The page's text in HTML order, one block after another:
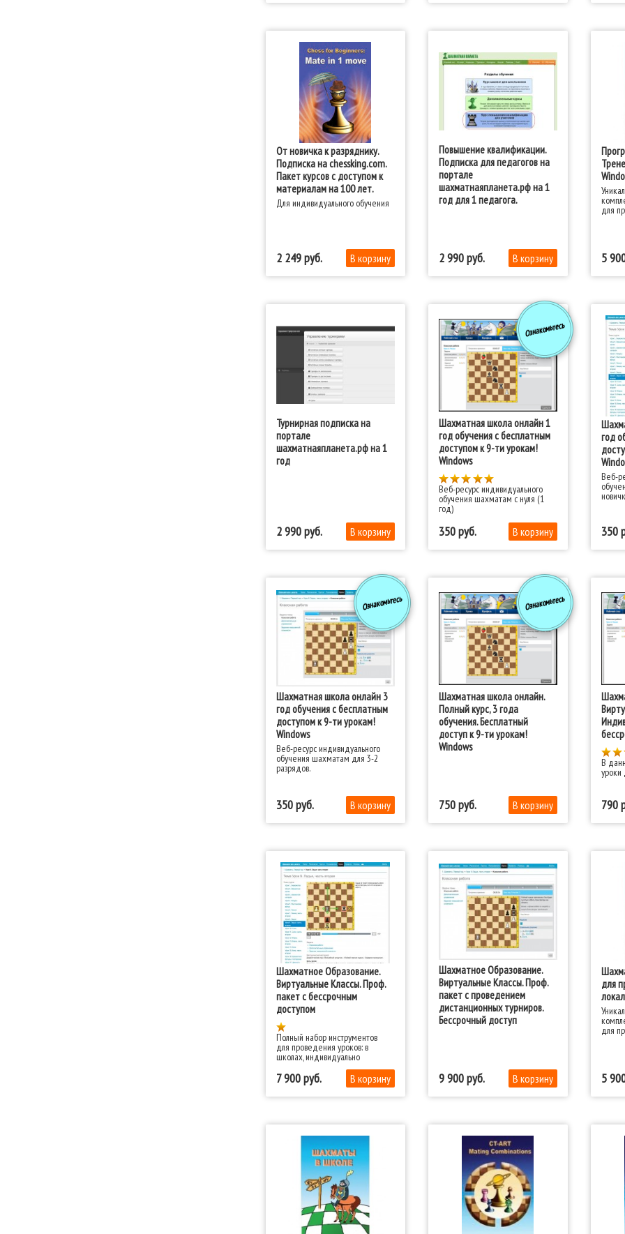
От новичка к разряднику.
Подписка на chessking.com.
Пакет курсов с доступом к
материалам на 100 лет.
Для индивидуального обучения
2 249
Повышение квалификации.
Подписка для педагогов на
портале
шахматнаяпланета.рф на 1
год для 1 педагога.
2 990
для
5
Турнирная подписка на
портале
шахматнаяпланета.рф на 1
год
2 990
Ознакомьтесь
Шахматная школа онлайн 1
год обучения с бесплатным
доступом к 9-ти урокам!
Windows
Веб-ресурс индивидуального
обучения шахматам с нуля (1
год)
350
год
Веб-
350
Ознакомьтесь
Шахматная школа онлайн 3
год обучения с бесплатным
доступом к 9-ти урокам!
Windows
Веб-ресурс индивидуального
обучения шахматам для 3-2
разрядов.
350
Ознакомьтесь
Шахматная школа онлайн.
Полный курс, 3 года
обучения. Бесплатный
доступ к 9-ти урокам!
Windows
750
В
уроки
790
Шахматное Образование.
Виртуальные Классы. Проф.
пакет с бессрочным
доступом
Полный набор инструментов
для проведения уроков: в
школах, индивидуально
7 900
Шахматное Образование.
Виртуальные Классы. Проф.
пакет с проведением
дистанционных турниров.
Бессрочный доступ
9 900
для
для
5